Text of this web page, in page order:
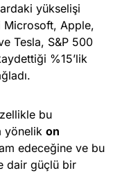
yükselişi
Microsoft, Apple,
Tesla, S&P 500
%15’lik
bu
yönelik on
edeceğine ve bu
dair güçlü bir